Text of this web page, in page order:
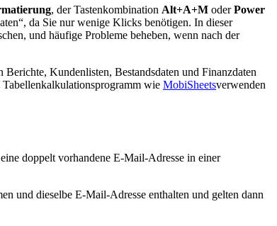
, der Tastenkombination Alt+A+M oderPower
da Sie nur wenige Klicks benötigen. In dieser
und häufige Probleme beheben, wenn nach der
Kundenlisten, Bestandsdaten und Finanzdaten
wie MobiSheetsverwenden
doppelt vorhandene E‑Mail-Adresse in einer
und dieselbe E‑Mail-Adresse enthalten und gelten dann